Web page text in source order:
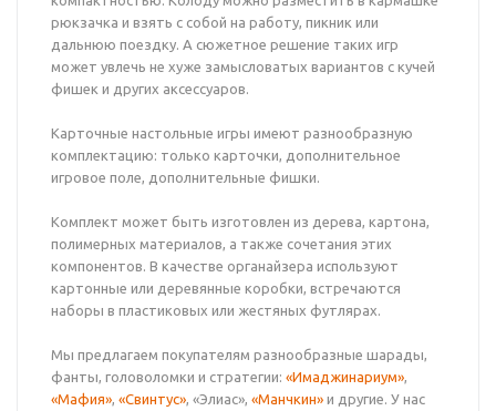
рюкзачка и взять с собой на работу, пикник или
дальнюю поездку. А сюжетное решение таких игр
может увлечь не хуже замысловатых вариантов с кучей
фишек и других аксессуаров.
Карточные настольные игры имеют разнообразную
комплектацию: только карточки, дополнительное
игровое поле, дополнительные фишки.
Комплект может быть изготовлен из дерева, картона,
полимерных материалов, а также сочетания этих
компонентов. В качестве органайзера используют
картонные или деревянные коробки, встречаются
наборы в пластиковых или жестяных футлярах.
Мы предлагаем покупателям разнообразные шарады,
фанты, головоломки и стратегии: «Имаджинариум»,
«Мафия», «Свинтус», «Элиас», «Манчкин» и другие. У нас